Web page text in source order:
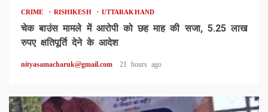
CRIME RISHIKESH UTTARAKHAND
चेक बाउंस मामले में आरोपी को छह माह की सजा, 5.25 लाख
रुपए क्षतिपूर्ति देने के आदेश
nityasamacharuk@gmail.com 21 hours ago